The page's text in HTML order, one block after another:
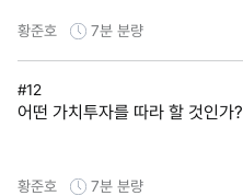
황준호 7분 분량
#12
어떤 가치투자를 따라 할 것인가?
황준호 7분 분량